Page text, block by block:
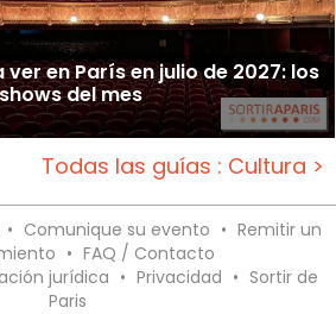
en París en julio de 2027: los
del mes
Todas las guías : Cultura >
• Comunique su evento • Remitir un
• FAQ / Contacto
jurídica • Privacidad • Sortir de
Paris